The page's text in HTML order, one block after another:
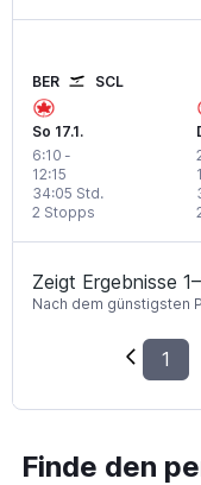
BER SCL
So 17.1.
6:10 -
12:15
2 Stopps
34:05 Std.
Zeigt Ergebnisse
Nach dem günstigsten
1
Finde den